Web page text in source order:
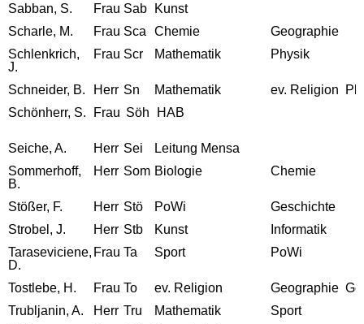
Sabban, S.
Frau Sab
Kunst
Scharle, M.
Frau Sca Chemie
Geographie
Schlenkrich,
J.
Frau Scr Mathematik Physik
Schneider, B. Herr Sn Mathematik ev. Religion
Schönherr, S.
Frau Söh HAB
Seiche, A. Herr Sei
Leitung Mensa
Sommerhoff,
B.
Herr Som Biologie Chemie
Stößer, F. Herr Stö PoWi
Geschichte
Strobel, J.
Herr Stb Kunst
Informatik
Taraseviciene,
D.
Frau Ta Sport PoWi
Tostlebe, H. Frau To ev. Religion Geographie
Trubljanin, A.
Herr Tru Mathematik
Sport